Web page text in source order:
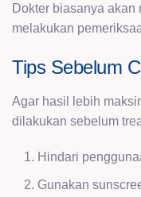
Dokter biasanya akan
melakukan
Tips Sebelum
Agar hasil lebih
dilakukan sebelum
Hindari
Gunakan